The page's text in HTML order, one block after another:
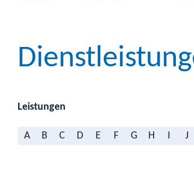
Leistungen
A B C D E F G H J